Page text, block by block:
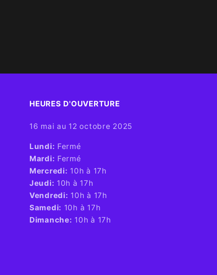
HEURES D'OUVERTURE​
16 mai au 12 octobre 2025
​Lundi: Fermé
Mardi: Fermé
Mercredi: 10h à 17h
Jeudi: 10h à 17h
Vendredi: 10h à 17h
Samedi: 10h à 17h
Dimanche: 10h à 17h